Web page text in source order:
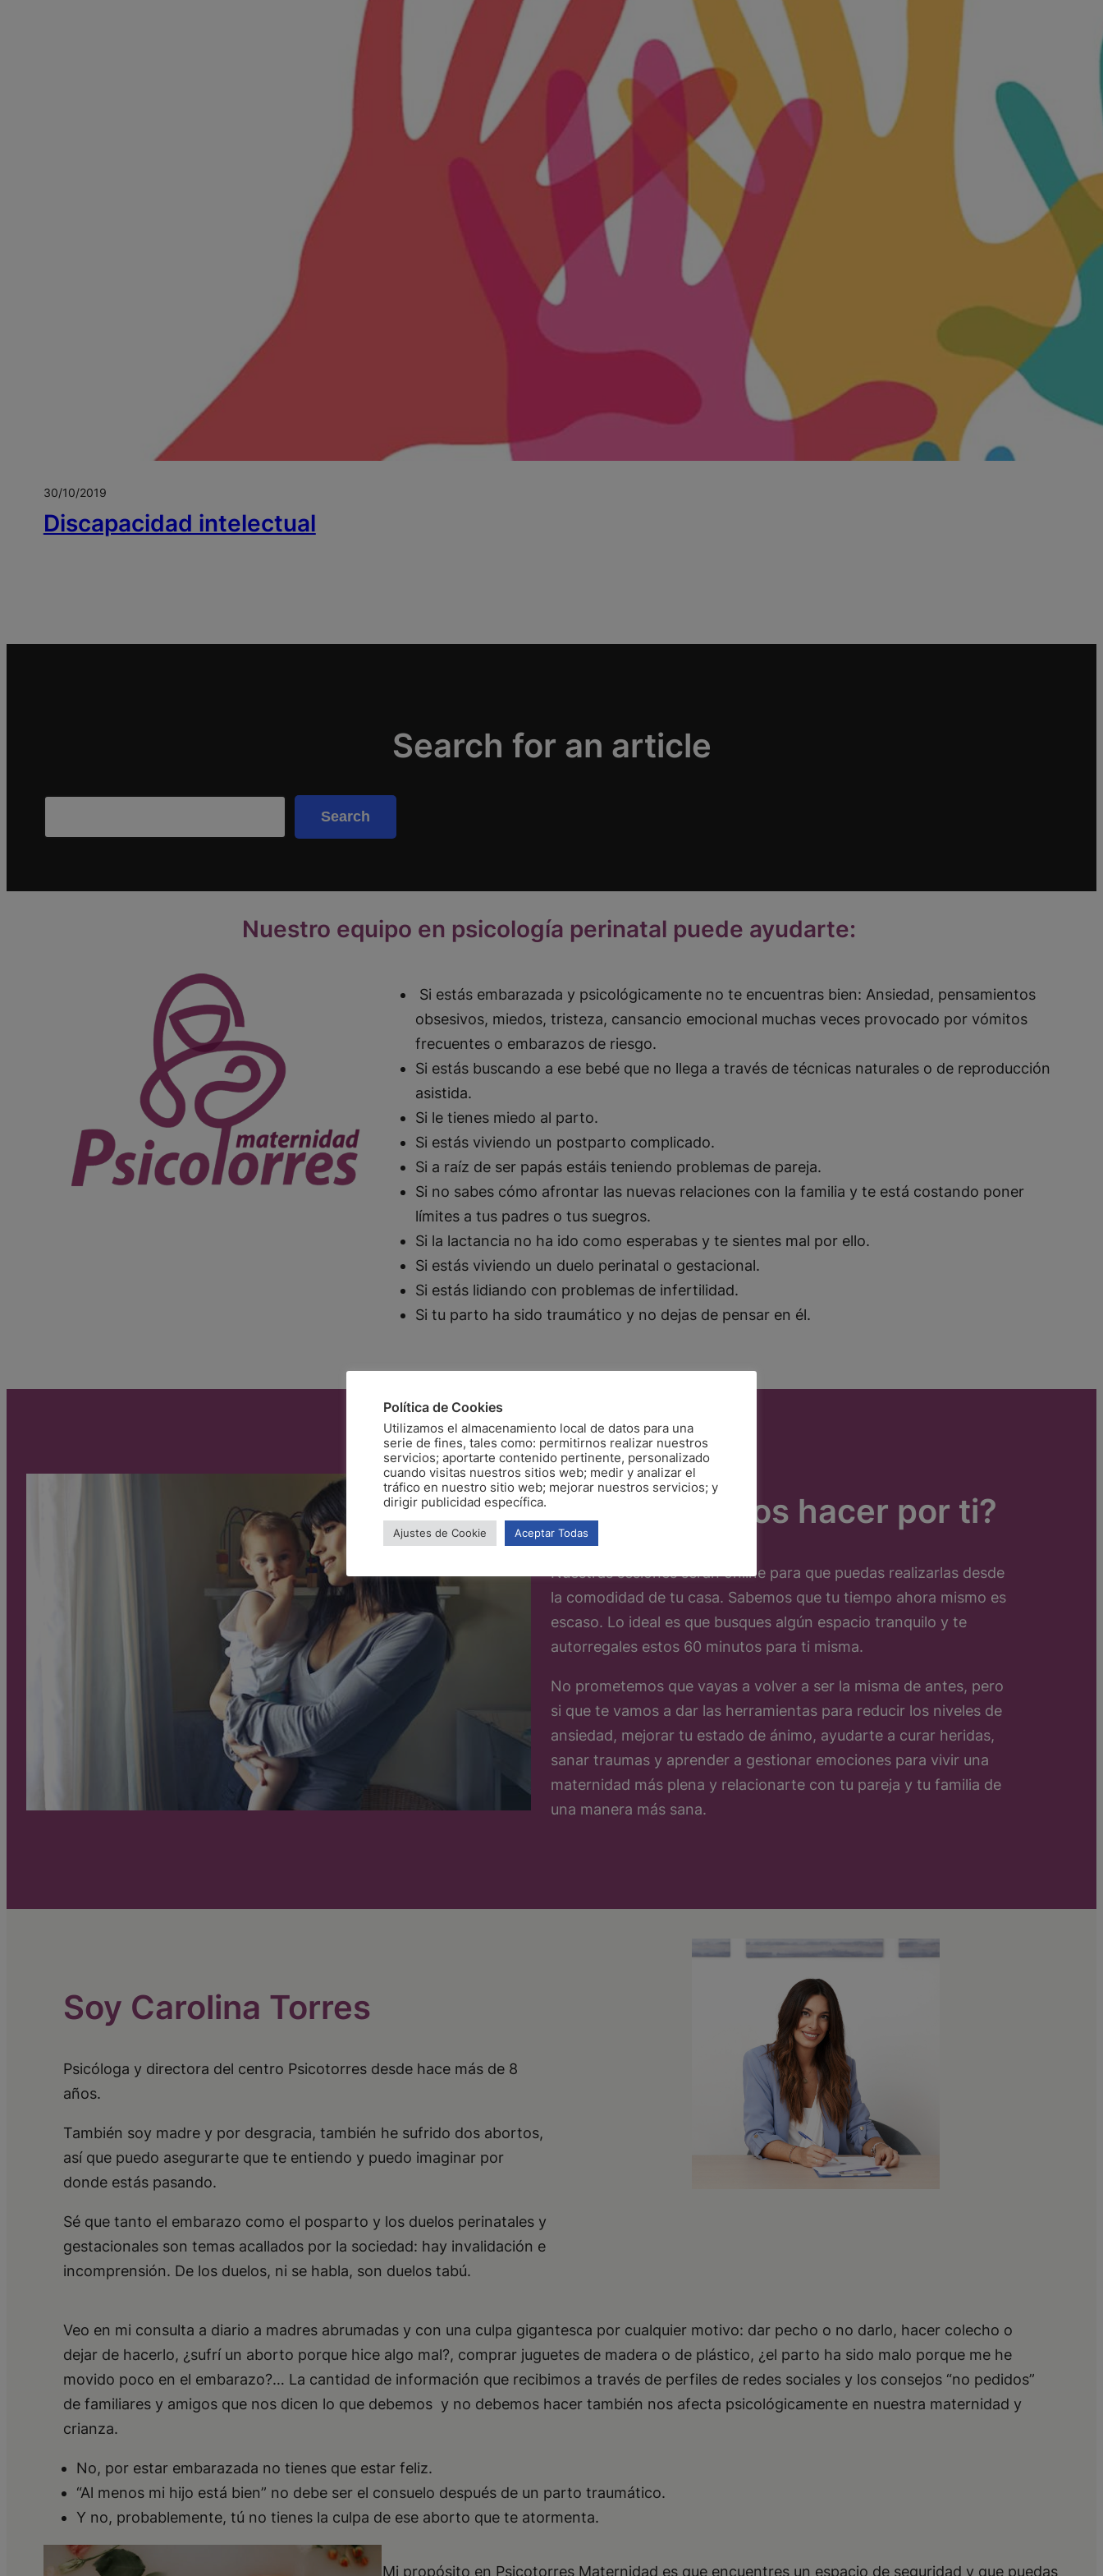
30/10/2019
Discapacidad intelectual
Search for an article
Search
Nuestro equipo en psicología perinatal puede ayudarte:
Si estás embarazada y psicológicamente no te encuentras bien: Ansiedad, pensamientos
obsesivos, miedos, tristeza, cansancio emocional muchas veces provocado por vómitos
frecuentes o embarazos de riesgo.
Si estás buscando a ese bebé que no llega a través de técnicas naturales o de reproducción
asistida.
Si le tienes miedo al parto.
Si estás viviendo un postparto complicado.
Si a raíz de ser papás estáis teniendo problemas de pareja.
Si no sabes cómo afrontar las nuevas relaciones con la familia y te está costando poner
límites a tus padres o tus suegros.
Si la lactancia no ha ido como esperabas y te sientes mal por ello.
Si estás viviendo un duelo perinatal o gestacional.
Si estás lidiando con problemas de infertilidad.
Si tu parto ha sido traumático y no dejas de pensar en él.
¿Qué podemos hacer por ti?
Nuestras sesiones serán online para que puedas realizarlas desde
la comodidad de tu casa. Sabemos que tu tiempo ahora mismo es
escaso. Lo ideal es que busques algún espacio tranquilo y te
autorregales estos 60 minutos para ti misma.
No prometemos que vayas a volver a ser la misma de antes, pero
si que te vamos a dar las herramientas para reducir los niveles de
ansiedad, mejorar tu estado de ánimo, ayudarte a curar heridas,
sanar traumas y aprender a gestionar emociones para vivir una
maternidad más plena y relacionarte con tu pareja y tu familia de
una manera más sana.
Soy Carolina Torres
Psicóloga y directora del centro Psicotorres desde hace más de 8
años.
También soy madre y por desgracia, también he sufrido dos abortos,
así que puedo asegurarte que te entiendo y puedo imaginar por
donde estás pasando.
Sé que tanto el embarazo como el posparto y los duelos perinatales y
gestacionales son temas acallados por la sociedad: hay invalidación e
incomprensión. De los duelos, ni se habla, son duelos tabú.
Veo en mi consulta a diario a madres abrumadas y con una culpa gigantesca por cualquier motivo: dar pecho o no darlo, hacer colecho o
dejar de hacerlo, ¿sufrí un aborto porque hice algo mal?, comprar juguetes de madera o de plástico, ¿el parto ha sido malo porque me he
movido poco en el embarazo?… La cantidad de información que recibimos a través de perfiles de redes sociales y los consejos “no pedidos”
de familiares y amigos que nos dicen lo que debemos y no debemos hacer también nos afecta psicológicamente en nuestra maternidad y
crianza.
No, por estar embarazada no tienes que estar feliz.
“Al menos mi hijo está bien” no debe ser el consuelo después de un parto traumático.
Y no, probablemente, tú no tienes la culpa de ese aborto que te atormenta.
Mi propósito en Psicotorres Maternidad es que encuentres un espacio de seguridad y que puedas
Política de Cookies
Utilizamos el almacenamiento local de datos para una
serie de fines, tales como: permitirnos realizar nuestros
servicios; aportarte contenido pertinente, personalizado
cuando visitas nuestros sitios web; medir y analizar el
tráfico en nuestro sitio web; mejorar nuestros servicios; y
dirigir publicidad específica.
Ajustes de Cookie Aceptar Todas